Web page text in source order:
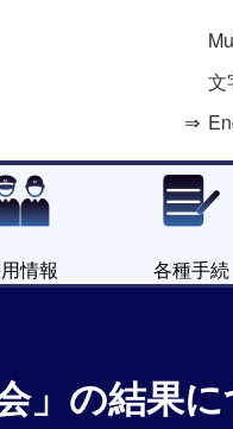
文
情報 各種手続
」の結果